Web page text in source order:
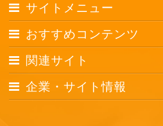
サイトメニュー
おすすめコンテンツ
関連サイト
企業・サイト情報